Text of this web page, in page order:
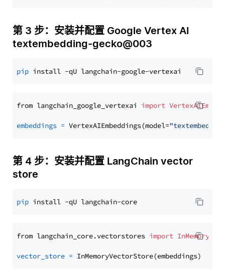
第 3 步：安装并配置 Google Vertex AI
textembedding-gecko@003
pip
from langchain_google_vertexai import
embeddings = VertexAIEmbeddings(model=
第 4 步：安装并配置 LangChain vector
store
pip
from langchain_core.vectorstores import
vector_store =